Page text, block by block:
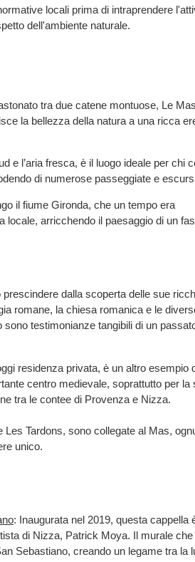
locali prima di intraprendere
dell'ambiente naturale.
tra due catene montuose, Le Mas
la bellezza della natura a una ricca
e l’aria fresca, è il luogo ideale per chi
di numerose passeggiate e
il fiume Gironda, che un tempo era
locale, arricchendo il paesaggio di un
dalla scoperta delle sue
romane, la chiesa romanica e le
sono testimonianze tangibili di un
residenza privata, è un altro esempio
centro medievale, soprattutto per la
tra le contee di Provenza e Nizza.
Tardons, sono collegate al Mas,
unico.
: Inaugurata nel 2019, questa cappella
di Nizza, Patrick Moya. Il murale
Sebastiano, creando un legame tra la